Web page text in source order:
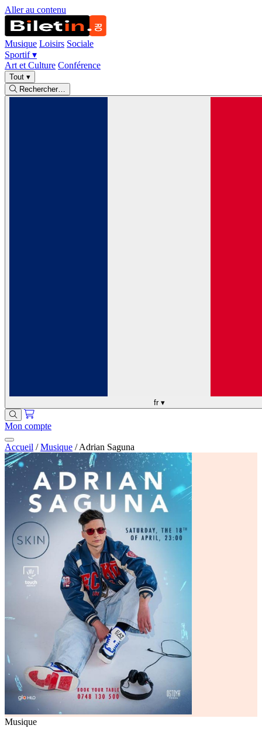
Aller au contenu
Musique Loisirs Sociale
Sportif▾
Art et Culture Conférence
Tout ▾
Rechercher…
fr ▾
Mon compte
Accueil / Musique / Adrian Saguna
Musique